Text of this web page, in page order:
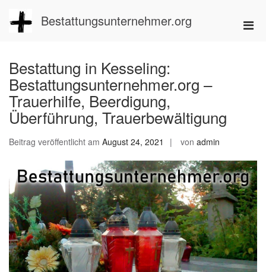
Inhalt
springen
Bestattungsunternehmer.org
Bestattung in Kesseling:
Bestattungsunternehmer.org –
Trauerhilfe, Beerdigung,
Überführung, Trauerbewältigung
Beitrag veröffentlicht am August 24, 2021 von admin